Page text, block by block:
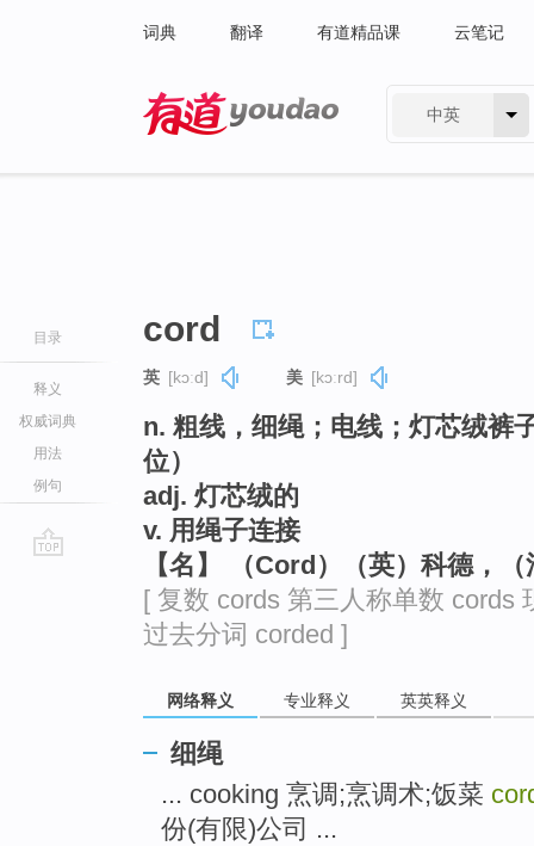
词典 翻译 有道精品课 云笔记
中英
目录
释义
权威词典
用法
例句
cord
英 [kɔːd] 美 [kɔːrd]
n. 粗线，细绳；电线；灯芯绒裤
位）
adj. 灯芯绒的
v. 用绳子连接
【名】 （Cord）（英）科德，
[ 复数 cords 第三人称单数 cords
过去分词 corded ]
网络释义 专业释义 英英释义
细绳
... cooking 烹调;烹调术;饭菜
份(有限)公司 ...